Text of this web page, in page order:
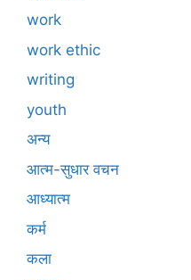
work
work ethic
writing
youth
अन्य
आत्म-सुधार वचन
आध्यात्म
कर्म
कला